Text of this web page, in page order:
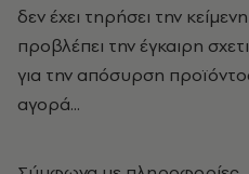
δεν έχει τηρήσει την
προβλέπει την έγκαιρη
για την απόσυρση
αγορά...